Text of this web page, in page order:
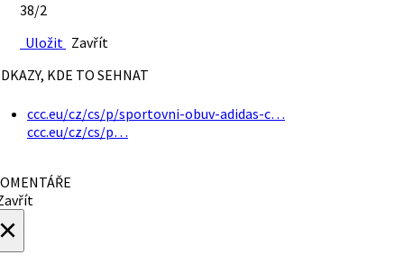
38/2
Uložit Zavřít
KDE TO SEHNAT
ccc.eu/cz/cs/p/sportovni-obuv-adidas-c…
ccc.eu/cz/cs/p…